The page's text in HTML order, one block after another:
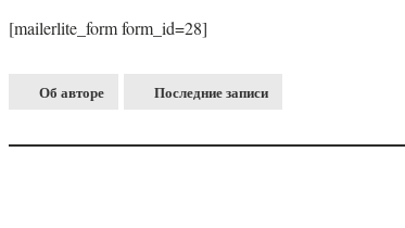
[mailerlite_form form_id=28]
Об авторе Последние записи